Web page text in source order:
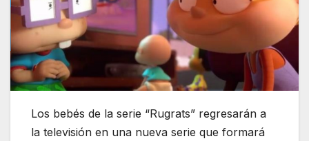
Los bebés de la serie “Rugrats” regresarán a
la televisión en una nueva serie que formará